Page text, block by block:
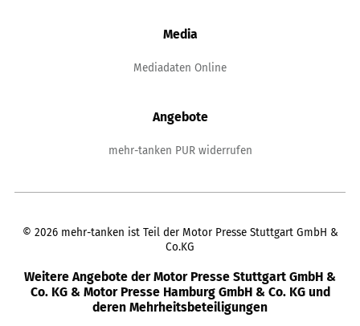
Media
Mediadaten Online
Angebote
mehr-tanken PUR widerrufen
© 2026 mehr-tanken ist Teil der Motor Presse Stuttgart GmbH &
Co.KG
Weitere Angebote der Motor Presse Stuttgart GmbH &
Co. KG & Motor Presse Hamburg GmbH & Co. KG und
deren Mehrheitsbeteiligungen